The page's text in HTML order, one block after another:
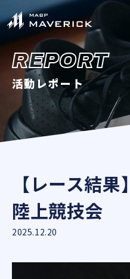
REPORT
活動レポート
【レース結
陸上競技会
2025.12.20